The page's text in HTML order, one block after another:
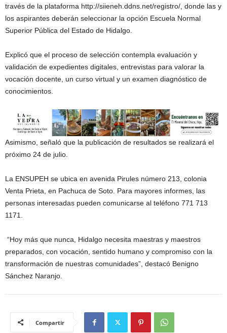
través de la plataforma http://siieneh.ddns.net/registro/, donde las y
los aspirantes deberán seleccionar la opción Escuela Normal
Superior Pública del Estado de Hidalgo.
Explicó que el proceso de selección contempla evaluación y
validación de expedientes digitales, entrevistas para valorar la
vocación docente, un curso virtual y un examen diagnóstico de
conocimientos.
Asimismo, señaló que la publicación de resultados se realizará el
próximo 24 de julio.
La ENSUPEH se ubica en avenida Pirules número 213, colonia
Venta Prieta, en Pachuca de Soto. Para mayores informes, las
personas interesadas pueden comunicarse al teléfono 771 713
1171.
“Hoy más que nunca, Hidalgo necesita maestras y maestros
preparados, con vocación, sentido humano y compromiso con la
transformación de nuestras comunidades”, destacó Benigno
Sánchez Naranjo.
Compartir